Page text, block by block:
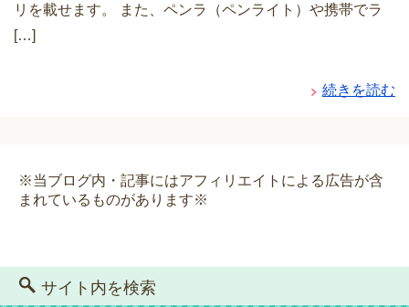
リを載せます。 また、ペンラ（ペンライト）や携帯でラ
[…]
続きを読む
※当ブログ内・記事にはアフィリエイトによる広告が含
まれているものがあります※
サイト内を検索